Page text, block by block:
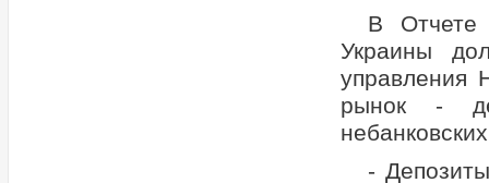
В Отчете
Украины
управления
рынок -
-